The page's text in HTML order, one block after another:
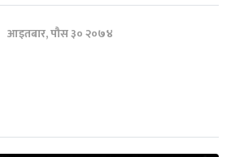
आइतबार, पौस ३० २०७४